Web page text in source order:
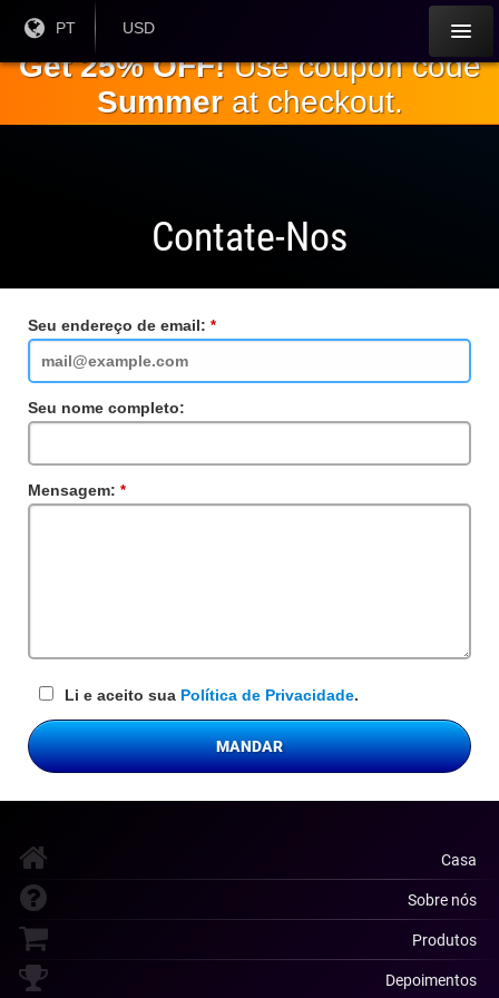
principal
Língua
PT
Moeda
USD
Get 25% OFF!Use coupon code
Summerat checkout.
Contate-Nos
Seu endereço de email:
obrigatório
Seu nome completo:
Mensagem:
obrigatório
Li e aceito sua Política de Privacidade.
MANDAR
Casa
Sobre nós
Produtos
Depoimentos